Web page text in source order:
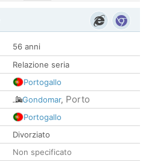
56 anni
Relazione seria
Portogallo
Gondomar, Porto
Portogallo
Divorziato
Non specificato